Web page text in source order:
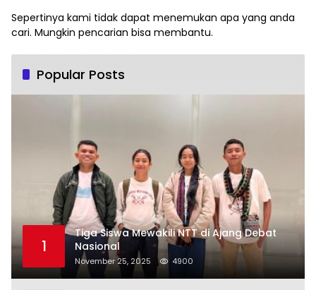
Sepertinya kami tidak dapat menemukan apa yang anda
cari. Mungkin pencarian bisa membantu.
Popular Posts
1
Tiga Siswa Mewakili NTT di Ajang Debat
Nasional
November 25, 2025 4900